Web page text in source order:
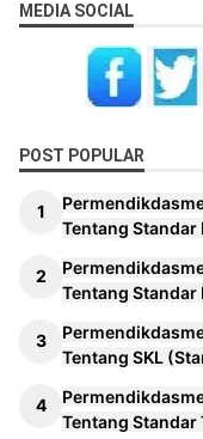
MEDIA SOCIAL
POST POPULAR
Tentang Standar
Tentang Standar
Tentang SKL
Tentang Standar